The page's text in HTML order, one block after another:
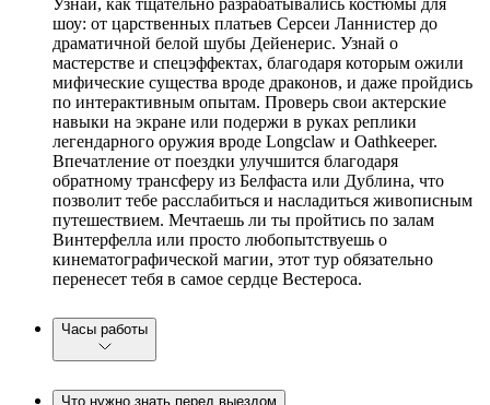
шоу: от царственных платьев Серсеи Ланнистер до
драматичной белой шубы Дейенерис. Узнай о
мастерстве и спецэффектах, благодаря которым ожили
мифические существа вроде драконов, и даже пройдись
по интерактивным опытам. Проверь свои актерские
навыки на экране или подержи в руках реплики
легендарного оружия вроде Longclaw и Oathkeeper.
Впечатление от поездки улучшится благодаря
обратному трансферу из Белфаста или Дублина, что
позволит тебе расслабиться и насладиться живописным
путешествием. Мечтаешь ли ты пройтись по залам
Винтерфелла или просто любопытствуешь о
кинематографической магии, этот тур обязательно
перенесет тебя в самое сердце Вестероса.
Часы работы
Что нужно знать перед выездом